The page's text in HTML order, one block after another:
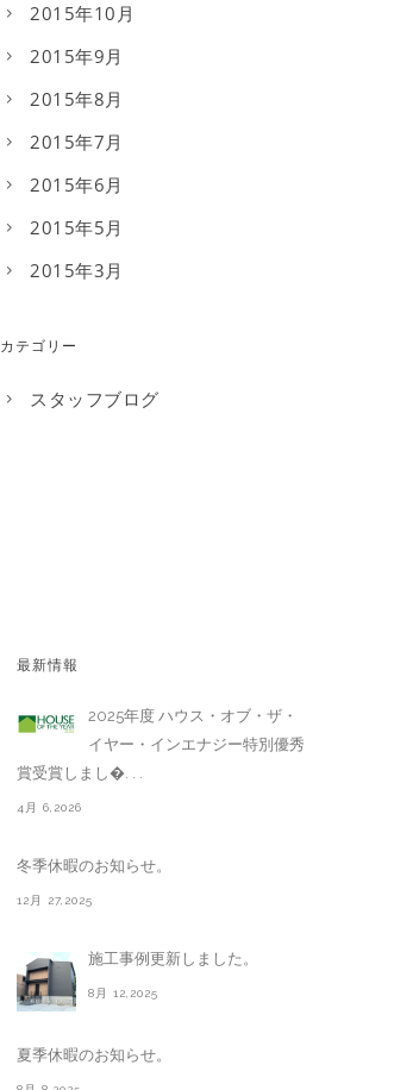
2015年10月
2015年9月
2015年8月
2015年7月
2015年6月
2015年5月
2015年3月
カテゴリー
スタッフブログ
最新情報
2025年度 ハウス・オブ・ザ・
イヤー・インエナジー特別優秀
賞受賞しまし�. . .
4月 6,2026
冬季休暇のお知らせ。
12月 27,2025
施工事例更新しました。
8月 12,2025
夏季休暇のお知らせ。